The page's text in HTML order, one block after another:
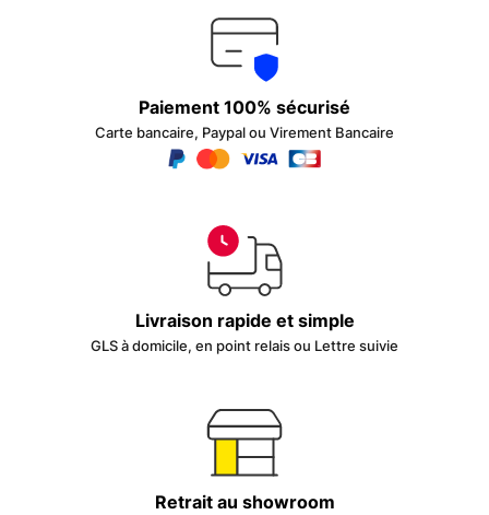
Paiement 100% sécurisé
Carte bancaire, Paypal ou Virement Bancaire
Livraison rapide et simple
GLS à domicile, en point relais ou Lettre suivie
Retrait au showroom